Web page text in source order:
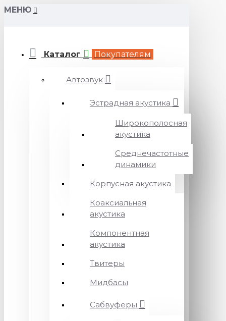
МЕНЮ
Каталог Покупателям
Автозвук
Эстрадная акустика
Широкополосная
акустика
Среднечастотные
динамики
Корпусная акустика
Коаксиальная
акустика
Компонентная
акустика
Твитеры
Мидбасы
Сабвуферы